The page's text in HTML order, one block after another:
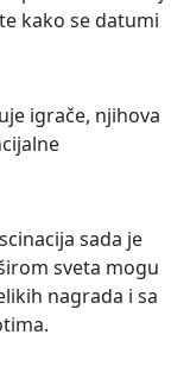
kako se datumi
igrače, njihova
sada je
sveta mogu
nagrada i sa